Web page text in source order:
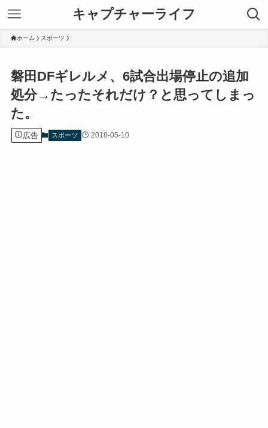
キャプチャーライフ
ホーム スポーツ
磐田DFギレルメ、6試合出場停止の追加
処分→たったそれだけ？と思ってしまっ
た。
広告 スポーツ 2018-05-10